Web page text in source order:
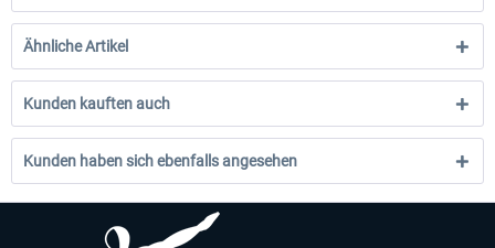
Ähnliche Artikel
Kunden kauften auch
Kunden haben sich ebenfalls angesehen